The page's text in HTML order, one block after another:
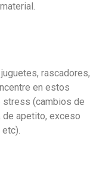
rascadores,
en estos
stress (cambios de
apetito, exceso